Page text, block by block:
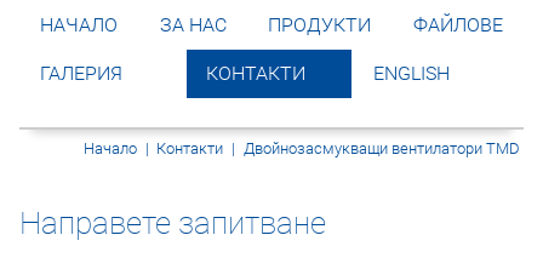
НАЧАЛО ЗА НАС ПРОДУКТИ ФАЙЛОВЕ
ГАЛЕРИЯ КОНТАКТИ ENGLISH
Начало | Контакти | Двойнозасмукващи вентилатори TMD
Направете запитване